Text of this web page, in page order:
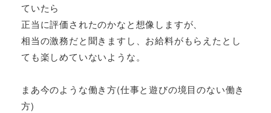
ていたら
正当に評価されたのかなと想像しますが、
相当の激務だと聞きますし、お給料がもらえたとし
ても楽しめていないような。
まあ今のような働き方(仕事と遊びの境目のない働き
方)